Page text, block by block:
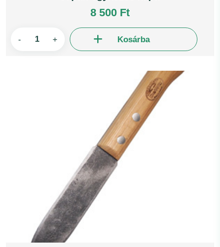
8 500 Ft
- + Kosárba